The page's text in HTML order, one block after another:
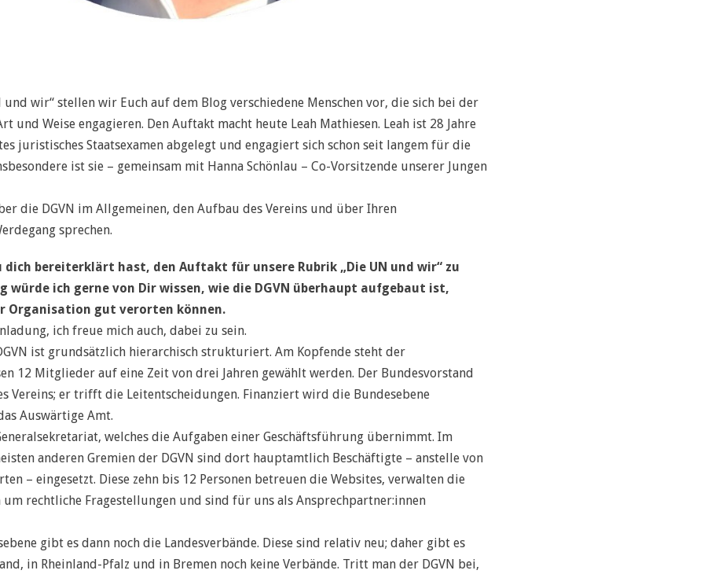
wir“ stellen wir Euch auf dem Blog verschiedene Menschen vor, die sich bei der
und Weise engagieren. Den Auftakt macht heute Leah Mathiesen. Leah ist 28 Jahre
juristisches Staatsexamen abgelegt und engagiert sich schon seit langem für die
ist sie – gemeinsam mit Hanna Schönlau – Co-Vorsitzende unserer Jungen
die DGVN im Allgemeinen, den Aufbau des Vereins und über Ihren
sprechen.
dich bereiterklärt hast, den Auftakt für unsere Rubrik „Die UN und wir“ zu
würde ich gerne von Dir wissen, wie die DGVN überhaupt aufgebaut ist,
Organisation gut verorten können.
ich freue mich auch, dabei zu sein.
ist grundsätzlich hierarchisch strukturiert. Am Kopfende steht der
12 Mitglieder auf eine Zeit von drei Jahren gewählt werden. Der Bundesvorstand
Vereins; er trifft die Leitentscheidungen. Finanziert wird die Bundesebene
Auswärtige Amt.
welches die Aufgaben einer Geschäftsführung übernimmt. Im
anderen Gremien der DGVN sind dort hauptamtlich Beschäftigte – anstelle von
– eingesetzt. Diese zehn bis 12 Personen betreuen die Websites, verwalten die
um rechtliche Fragestellungen und sind für uns als Ansprechpartner:innen
gibt es dann noch die Landesverbände. Diese sind relativ neu; daher gibt es
in Rheinland-Pfalz und in Bremen noch keine Verbände. Tritt man der DGVN bei,